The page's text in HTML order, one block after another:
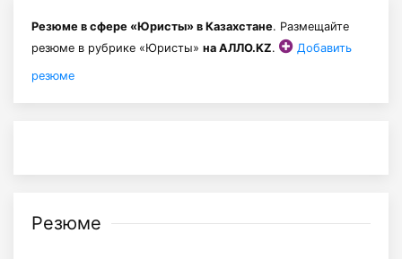
Резюме в сфере «Юристы» в Казахстане. Размещайте
резюме в рубрике «Юристы» на АЛЛО.KZ. Добавить
резюме
Резюме